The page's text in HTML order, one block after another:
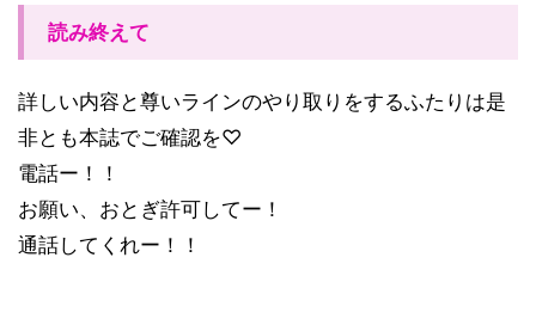
読み終えて
詳しい内容と尊いラインのやり取りをするふたりは是
非とも本誌でご確認を♡
電話ー！！
お願い、おとぎ許可してー！
通話してくれー！！